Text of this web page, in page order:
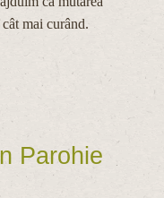
mai curând.
Parohie